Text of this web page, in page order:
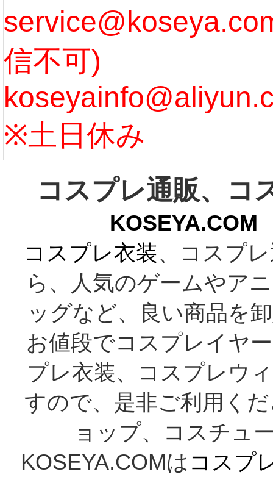
[more]
まで
う...
信不可)
※土日休み
コスプレ通販、コ
コスプレ衣装、コスプ
ら、人気のゲームやア
ッグなど、良い商品を
お値段でコスプレイヤ
プレ衣装、コスプレウ
すので、是非ご利用く
ョップ、コスチュ
KOSEYA.COMは コスプ